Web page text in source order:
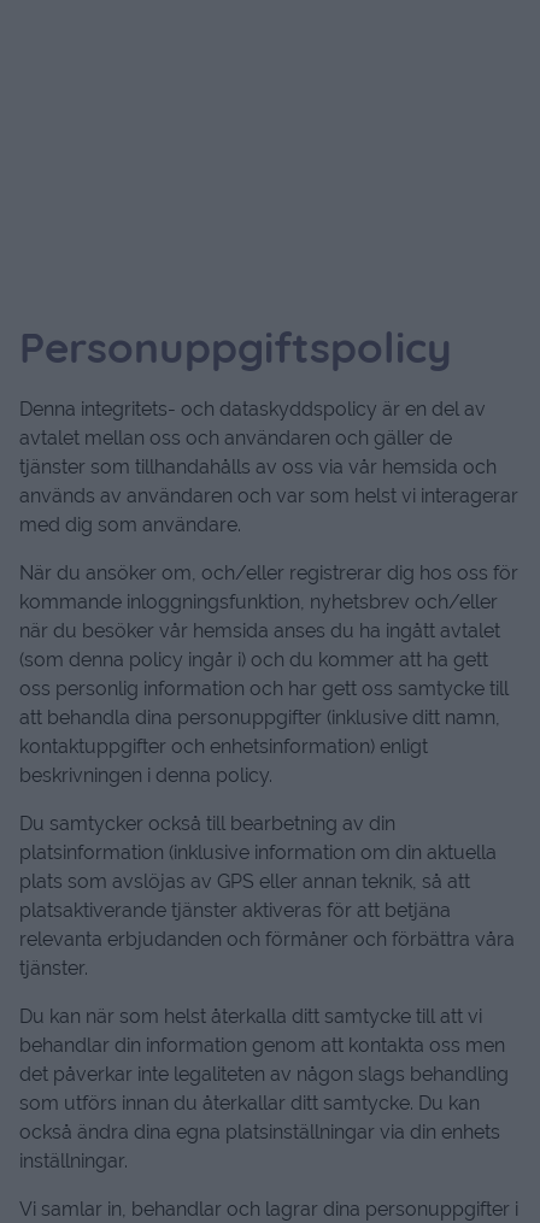
Personuppgiftspolicy
Denna integritets- och dataskyddspolicy är en del av
avtalet mellan oss och användaren och gäller de
tjänster som tillhandahålls av oss via vår hemsida och
används av användaren och var som helst vi interagerar
med dig som användare.
När du ansöker om, och/eller registrerar dig hos oss för
kommande inloggningsfunktion, nyhetsbrev och/eller
när du besöker vår hemsida anses du ha ingått avtalet
(som denna policy ingår i) och du kommer att ha gett
oss personlig information och har gett oss samtycke till
att behandla dina personuppgifter (inklusive ditt namn,
kontaktuppgifter och enhetsinformation) enligt
beskrivningen i denna policy.
Du samtycker också till bearbetning av din
platsinformation (inklusive information om din aktuella
plats som avslöjas av GPS eller annan teknik, så att
platsaktiverande tjänster aktiveras för att betjäna
relevanta erbjudanden och förmåner och förbättra våra
tjänster.
Du kan när som helst återkalla ditt samtycke till att vi
behandlar din information genom att kontakta oss men
det påverkar inte legaliteten av någon slags behandling
som utförs innan du återkallar ditt samtycke. Du kan
också ändra dina egna platsinställningar via din enhets
inställningar.
Vi samlar in, behandlar och lagrar dina personuppgifter i